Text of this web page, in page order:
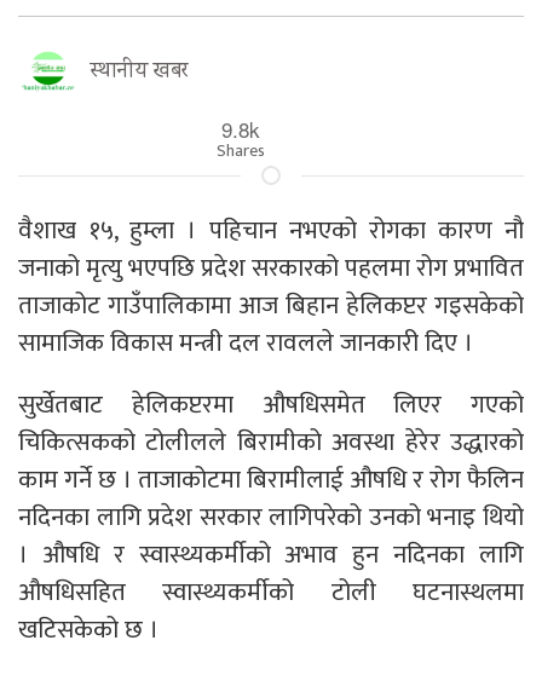
स्थानीय खबर
9.8k
Shares
वैशाख १५, हुम्ला । पहिचान नभएको रोगका कारण नौ
जनाको मृत्यु भएपछि प्रदेश सरकारको पहलमा रोग प्रभावित
ताजाकोट गाउँपालिकामा आज बिहान हेलिकप्टर गइसकेको
सामाजिक विकास मन्त्री दल रावलले जानकारी दिए ।
सुर्खेतबाट हेलिकप्टरमा औषधिसमेत लिएर गएको
चिकित्सकको टोलीलले बिरामीको अवस्था हेरेर उद्धारको
काम गर्ने छ । ताजाकोटमा बिरामीलाई औषधि र रोग फैलिन
नदिनका लागि प्रदेश सरकार लागिपरेको उनको भनाइ थियो
। औषधि र स्वास्थ्यकर्मीको अभाव हुन नदिनका लागि
औषधिसहित स्वास्थ्यकर्मीको टोली घटनास्थलमा
खटिसकेको छ ।